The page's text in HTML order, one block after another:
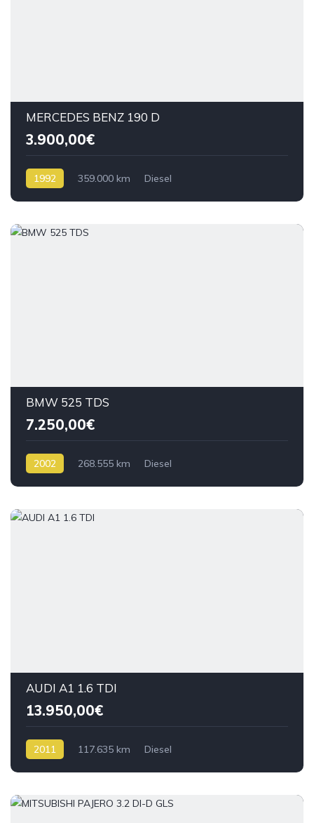
MERCEDES BENZ 190 D
3.900,00€
1992 359.000 km Diesel
BMW 525 TDS
7.250,00€
2002 268.555 km Diesel
AUDI A1 1.6 TDI
13.950,00€
2011 117.635 km Diesel